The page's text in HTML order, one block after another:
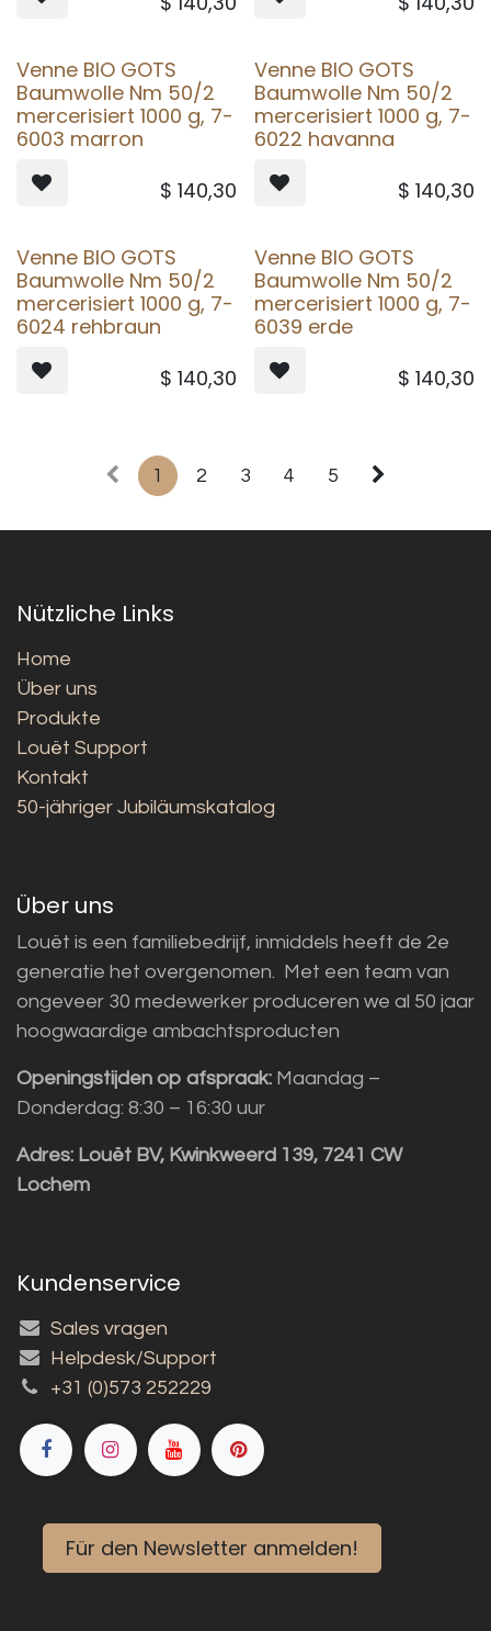
Venne BIO GOTS
Baumwolle Nm 50/2
mercerisiert 1000 g, 7-
6003 marron
$ 140,30
Venne BIO GOTS
Baumwolle Nm 50/2
mercerisiert 1000 g, 7-
6022 havanna
$ 140,30
Venne BIO GOTS
Baumwolle Nm 50/2
mercerisiert 1000 g, 7-
6024 rehbraun
$ 140,30
Venne BIO GOTS
Baumwolle Nm 50/2
mercerisiert 1000 g, 7-
6039 erde
$ 140,30
1 2 3 4 5
Nützliche Links
Home
Über uns
Produkte
Louët Support
Kontakt
50-jähriger Jubiläumskatalog
Über uns
Louët is een familiebedrijf, inmiddels heeft de 2e
generatie het overgenomen. Met een team van
ongeveer 30 medewerker produceren we al 50 jaar
hoogwaardige ambachtsproducten
Openingstijden op afspraak: Maandag –
Donderdag: 8:30 – 16:30 uur
Adres: Louët BV, Kwinkweerd 139, 7241 CW
Lochem
Kundenservice
Sales vragen
Helpdesk/Support
+31 (0)573 252229
Für den Newsletter anmelden!